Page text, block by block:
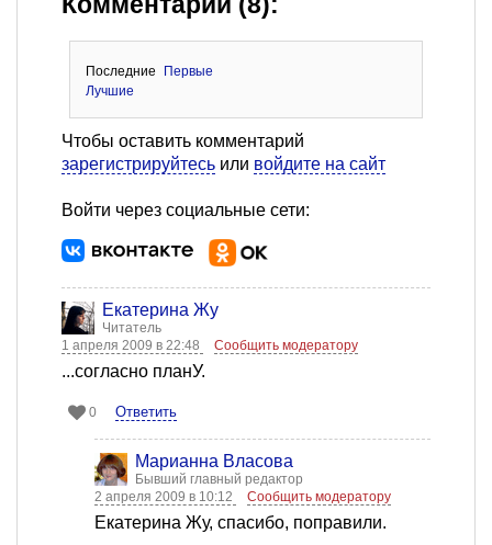
Последние
Первые
Лучшие
Чтобы оставить комментарий
зарегистрируйтесь или войдите на сайт
Войти через социальные сети:
Екатерина Жу
Читатель
1 апреля 2009 в 22:48
Сообщить модератору
...согласно планУ.
0 Ответить
Марианна Власова
Бывший главный редактор
2 апреля 2009 в 10:12
Сообщить модератору
Екатерина Жу, спасибо, поправили.